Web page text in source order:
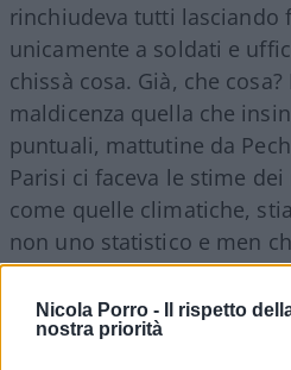
Nicola Porro -
Il rispetto
nostra priorità
rinchiudeva tutti lasciando
unicamente a soldati e
chissà cosa. Già, che
maldicenza quella che
puntuali, mattutine da
Parisi ci faceva le stime dei
come quelle climatiche,
non uno statistico e men
virologo (serio, non un
Questa della
inadeguatezza totale del